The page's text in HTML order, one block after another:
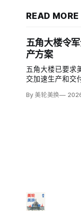
READ MORE
五角大楼令
产方案
五角大楼已要求
交加速生产和交
夫·范伯格（
By 美轮美换